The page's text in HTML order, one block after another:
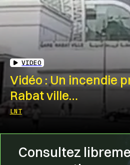
VIDEO
Vidéo : Un incendie
Rabat ville…
LNT
Consultez